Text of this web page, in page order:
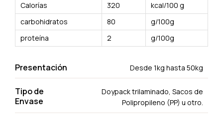
Calorías
320
kcal/100 g
carbohidratos
80
g/100g
proteína
2 g/100g
Presentación Desde 1kg hasta 50kg
Tipo de
Envase
Doypack trilaminado, Sacos de
Polipropileno (PP) u otro.